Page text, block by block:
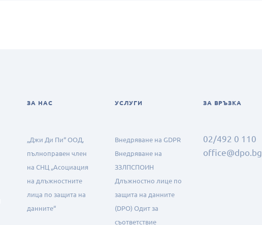
ЗА НАС
„Джи Ди Пи“ ООД,
пълноправен член
на СНЦ „Асоциация
на длъжностните
лица по защита на
данните“
УСЛУГИ
Внедряване на GDPR
Внедряване на
ЗЗЛПСПОИН
Длъжностно лице по
защита на данните
(DPO) Одит за
съответствие
ЗА ВРЪЗКА
02/492 0 110
office@dpo.bg